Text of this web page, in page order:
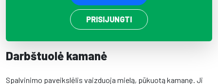
PRISIJUNGTI
Darbštuolė kamanė
Spalvinimo paveikslėlis vaizduoja mielą, pūkuotą kamanę. Ji